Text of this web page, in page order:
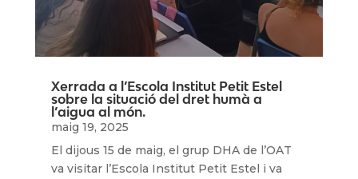
Xerrada a l’Escola Institut Petit Estel
sobre la situació del dret humà a
l’aigua al món.
maig 19, 2025
El dijous 15 de maig, el grup DHA de l’OAT
va visitar l’Escola Institut Petit Estel i va